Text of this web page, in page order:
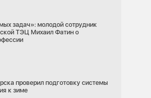
задач»: молодой сотрудник
ТЭЦ Михаил Фатин о
проверил подготовку системы
к зиме